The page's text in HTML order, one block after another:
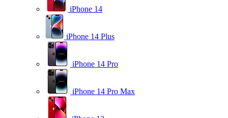
iPhone 14
iPhone 14 Plus
iPhone 14 Pro
iPhone 14 Pro Max